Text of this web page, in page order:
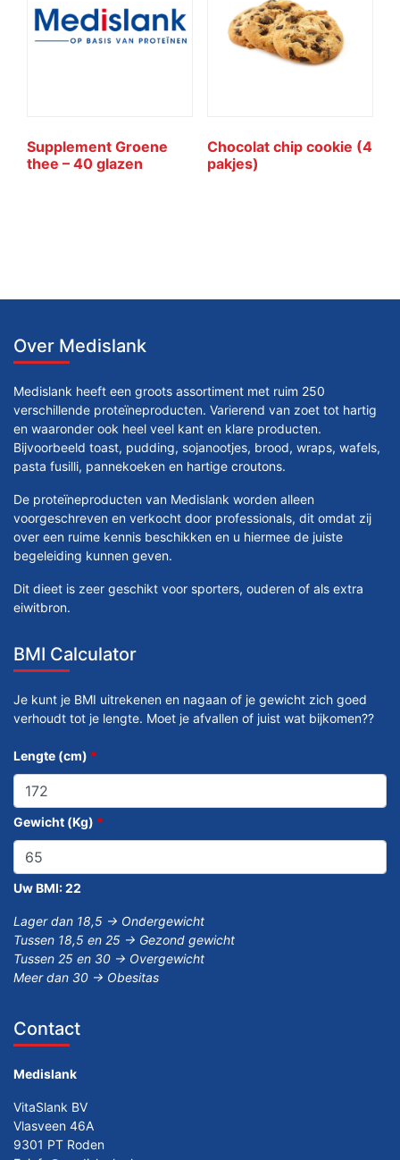
Supplement Groene
thee – 40 glazen
Chocolat chip cookie (4
pakjes)
Over Medislank
Medislank heeft een groots assortiment met ruim 250
verschillende proteïneproducten. Varierend van zoet tot hartig
en waaronder ook heel veel kant en klare producten.
Bijvoorbeeld toast, pudding, sojanootjes, brood, wraps, wafels,
pasta fusilli, pannekoeken en hartige croutons.
De proteïneproducten van Medislank worden alleen
voorgeschreven en verkocht door professionals, dit omdat zij
over een ruime kennis beschikken en u hiermee de juiste
begeleiding kunnen geven.
Dit dieet is zeer geschikt voor sporters, ouderen of als extra
eiwitbron.
BMI Calculator
Je kunt je BMI uitrekenen en nagaan of je gewicht zich goed
verhoudt tot je lengte. Moet je afvallen of juist wat bijkomen??
Lengte (cm) *
Gewicht (Kg) *
Uw BMI:22
Lager dan 18,5 -> Ondergewicht
Tussen 18,5 en 25 -> Gezond gewicht
Tussen 25 en 30 -> Overgewicht
Meer dan 30 -> Obesitas
Contact
Medislank
VitaSlank BV
Vlasveen 46A
9301 PT Roden